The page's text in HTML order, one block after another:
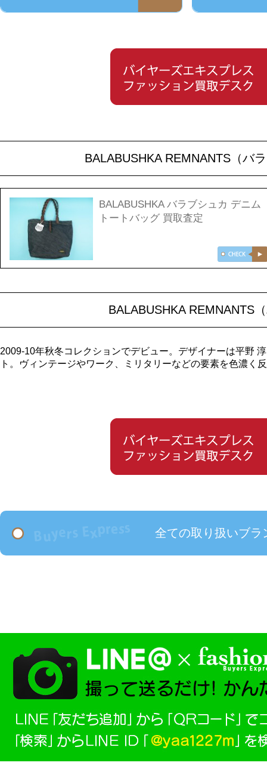
BALABUSHKA REMNANTS（バ
BALABUSHKA バラブシュカ デニム
トートバッグ 買取査定
BALABUSHKA REMNANTS
2009-10年秋冬コレクションでデビュー。デザイナーは平野
ト。ヴィンテージやワーク、ミリタリーなどの要素を色濃く
全ての取り扱いブラ